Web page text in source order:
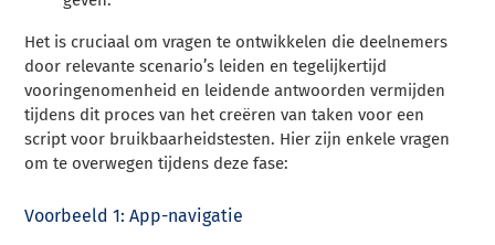
Het is cruciaal om vragen te ontwikkelen die deelnemers
door relevante scenario’s leiden en tegelijkertijd
vooringenomenheid en leidende antwoorden vermijden
tijdens dit proces van het creëren van taken voor een
script voor bruikbaarheidstesten. Hier zijn enkele vragen
om te overwegen tijdens deze fase:
Voorbeeld 1: App-navigatie